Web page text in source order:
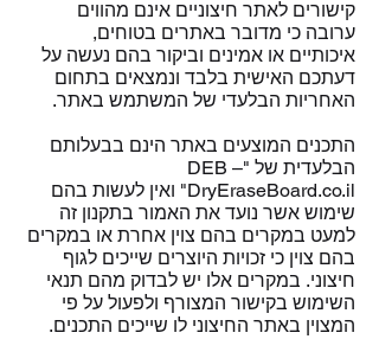
קישורים לאתר חיצוניים אינם מהווים
ערובה כי מדובר באתרים בטוחים,
איכותיים או אמינים וביקור בהם נעשה על
דעתכם האישית בלבד ונמצאים בתחום
האחריות הבלעדי של המשתמש באתר.
התכנים המוצעים באתר הינם בבעלותם
הבלעדית של "DEB –
DryEraseBoard.co.il" ואין לעשות בהם
שימוש אשר נועד את האמור בתקנון זה
למעט במקרים בהם צוין אחרת או במקרים
בהם צוין כי זכויות היוצרים שייכים לגוף
חיצוני. במקרים אלו יש לבדוק מהם תנאי
השימוש בקישור המצורף ולפעול על פי
המצוין באתר החיצוני לו שייכים התכנים.